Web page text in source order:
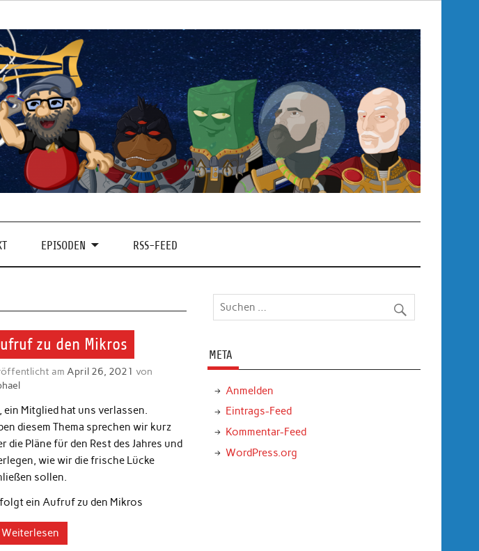
EPISODEN RSS-FEED
zu den Mikros
am April 26, 2021 von
ein Mitglied hat uns verlassen.
diesem Thema sprechen wir kurz
die Pläne für den Rest des Jahres und
wie wir die frische Lücke
sollen.
ein Aufruf zu den Mikros
Weiterlesen
META
Anmelden
Eintrags-Feed
Kommentar-Feed
WordPress.org